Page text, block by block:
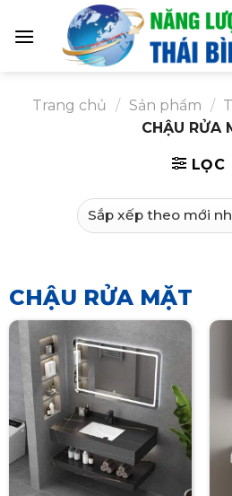
Trang chủ / Sản phẩm /
CHẬU RỬA
LỌC
CHẬU RỬA MẶT